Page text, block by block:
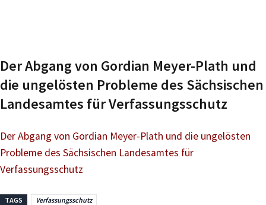
Der Abgang von Gordian Meyer-Plath und
die ungelösten Probleme des Sächsischen
Landesamtes für Verfassungsschutz
Der Abgang von Gordian Meyer-Plath und die ungelösten
Probleme des Sächsischen Landesamtes für
Verfassungsschutz
TAGS Verfassungsschutz